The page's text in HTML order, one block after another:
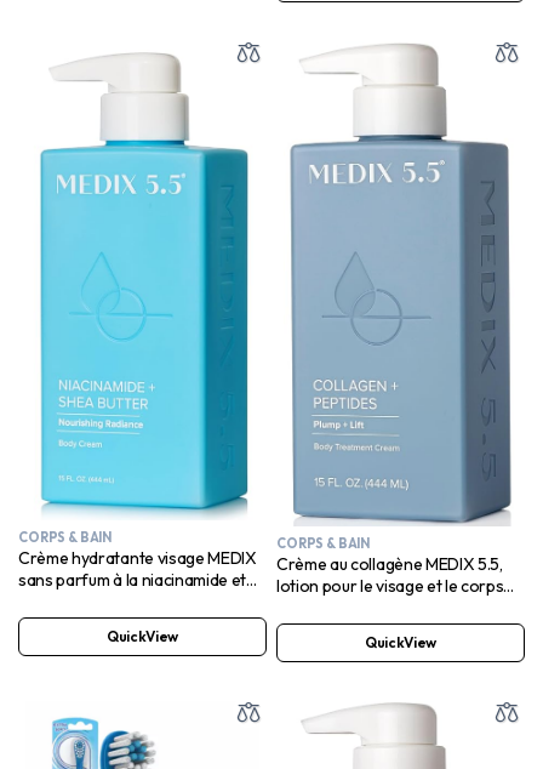
CORPS & BAIN
Crème hydratante visage MEDIX
sans parfum à la niacinamide et
et le corps
QuickView
CORPS & BAIN
Crème au collagène MEDIX 5.5,
lotion pour le visage et le corps
QuickView